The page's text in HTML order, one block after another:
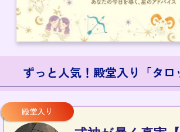
ずっと人気！殿堂入り「タロ